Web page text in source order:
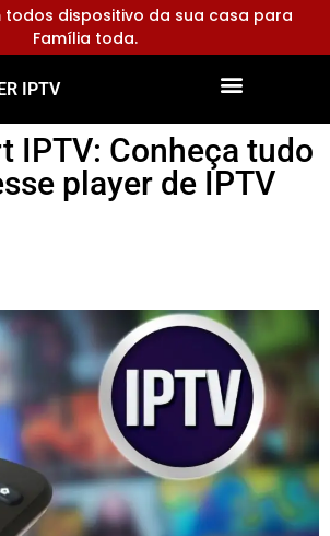
todos dispositivo da sua casa para
Família toda.
IPTV
IPTV: Conheça tudo
player de IPTV